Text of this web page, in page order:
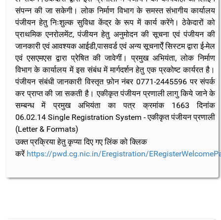
संपन्न की जा सकेगी। लोक निर्माण विभाग के समस्त संभागीय कार्यालय
पंजीयन हेतु निःशुल्क सुविधा केंद्र के रूप में कार्य करेंगे। ठेकेदारों को
प्राथमिक एनरोलमेंट, पंजीयन हेतु अनुमोदन की सूचना एवं पंजीयन की
जानकारी एवं आवश्यक आईडी,पासवर्ड एवं अन्य सूचनाऐँ सिस्टम द्वारा ई-मेल
एवं एसएमएस द्वारा प्रेषित की जावेगीं। प्रमुख अभियंता, लोक निर्माण
विभाग के कार्यालय में इस संबंध में मार्गदर्शन हेतु एक प्रकोष्ट कार्यरत है।
पंजीयन संबंधी जानकारी विस्तृत फ़ोन नंबर 0771-2445596 पर संपर्क
कर प्राप्त की जा सकती है। एकीकृत पंजीयन प्रणाली लागु किये जाने के
सम्बन्ध में प्रमुख अभियंता का पत्र क्रमांक 1663 दिनांक
06.02.14 Single Registration System - एकीकृत पंजीयन प्रणाली
(Letter & Formats)
उक्त प्रक्रिया हेतु कृप्या दिए गए लिंक को क्लिक
करें https://pwd.cg.nic.in/Eregistration/